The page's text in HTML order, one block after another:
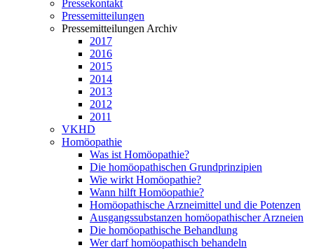
Pressekontakt
Pressemitteilungen
Pressemitteilungen Archiv
2017
2016
2015
2014
2013
2012
2011
VKHD
Homöopathie
Was ist Homöopathie?
Die homöopathischen Grundprinzipien
Wie wirkt Homöopathie?
Wann hilft Homöopathie?
Homöopathische Arzneimittel und die Potenzen
Ausgangssubstanzen homöopathischer Arzneien
Die homöopathische Behandlung
Wer darf homöopathisch behandeln